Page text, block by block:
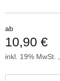
ab
10,90 €
inkl. 19% MwSt.